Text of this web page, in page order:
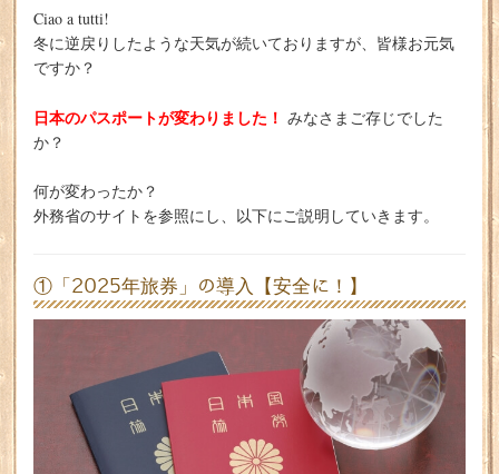
Ciao a tutti!
冬に逆戻りしたような天気が続いておりますが、皆様お元気
ですか？
日本のパスポートが変わりました！ みなさまご存じでした
か？
何が変わったか？
外務省のサイトを参照にし、以下にご説明していきます。
①「2025年旅券」の導入【安全に！】